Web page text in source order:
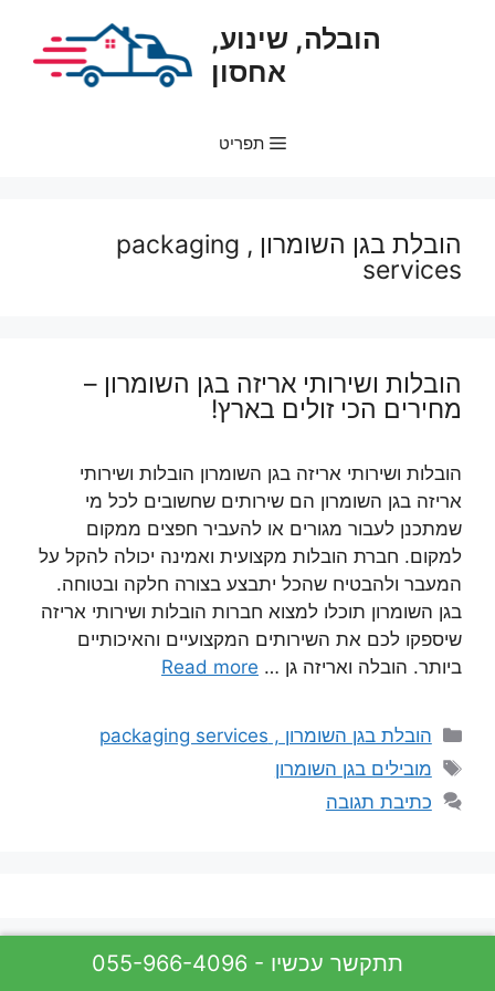
הובלה, שינוע,
אחסון
תפריט
הובלת בגן השומרון , packaging
services
הובלות ושירותי אריזה בגן השומרון –
מחירים הכי זולים בארץ!
הובלות ושירותי אריזה בגן השומרון הובלות ושירותי
אריזה בגן השומרון הם שירותים שחשובים לכל מי
שמתכנן לעבור מגורים או להעביר חפצים ממקום
למקום. חברת הובלות מקצועית ואמינה יכולה להקל על
המעבר ולהבטיח שהכל יתבצע בצורה חלקה ובטוחה.
בגן השומרון תוכלו למצוא חברות הובלות ושירותי אריזה
שיספקו לכם את השירותים המקצועיים והאיכותיים
ביותר. הובלה ואריזה גן … Read more
קטגוריות
הובלת בגן השומרון , packaging services
תגיות
מובילים בגן השומרון
כתיבת תגובה
055-966-4096 - תתקשר עכשיו